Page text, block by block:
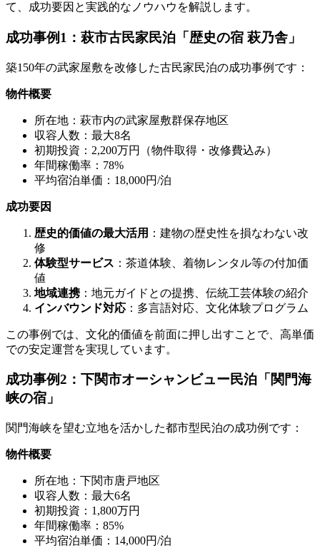
て、成功要因と実践的なノウハウを解説します。
成功事例1：萩市古民家民泊「歴史の宿 萩乃舎」
築150年の武家屋敷を改修した古民家民泊の成功事例です：
物件概要
所在地：萩市内の武家屋敷群保存地区
収容人数：最大8名
初期投資：2,200万円（物件取得・改修費込み）
年間稼働率：78%
平均宿泊単価：18,000円/泊
成功要因
歴史的価値の最大活用 ：建物の歴史性を損なわない改
修
体験型サービス ：茶道体験、着物レンタル等の付加価
値
地域連携：地元ガイドとの提携、伝統工芸体験の紹介
インバウンド対応 ：多言語対応、文化体験プログラム
この事例では、文化的価値を前面に押し出すことで、高単価
での安定運営を実現しています。
成功事例2：下関市オーシャンビュー民泊「関門海
峡の宿」
関門海峡を望む立地を活かした都市型民泊の成功例です：
物件概要
所在地：下関市唐戸地区
収容人数：最大6名
初期投資：1,800万円
年間稼働率：85%
平均宿泊単価：14,000円/泊